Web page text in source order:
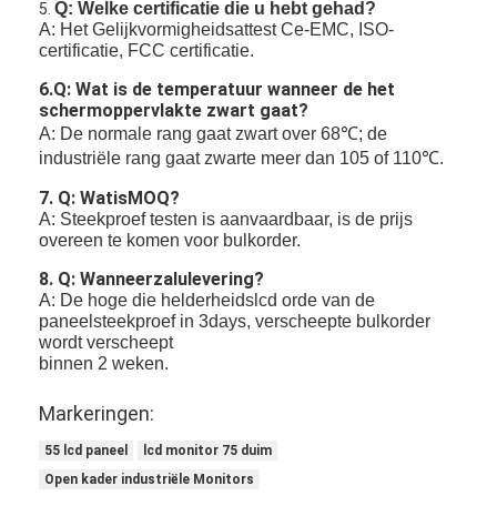
5.Q: Welke certificatie die u hebt gehad?
A: Het Gelijkvormigheidsattest Ce-EMC, ISO-
certificatie, FCC certificatie.
6.Q: Wat is de temperatuur wanneer de het
schermoppervlakte zwart gaat?
A: De normale rang gaat zwart over 68℃; de
industriële rang gaat zwarte meer dan 105 of 110℃.
7. Q: WatisMOQ?
A: Steekproef testen is aanvaardbaar, is de prijs
overeen te komen voor bulkorder.
8. Q: Wanneerzalulevering?
A: De hoge die helderheidslcd orde van de
paneelsteekproef in 3days, verscheepte bulkorder
wordt verscheept
binnen 2 weken.
Markeringen:
55 lcd paneel
lcd monitor 75 duim
Open kader industriële Monitors